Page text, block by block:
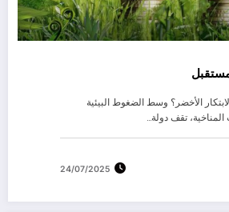
الأخضر؟ وسط الضغوط البيئية
المناخية، تقف دولة…
24/07/2025